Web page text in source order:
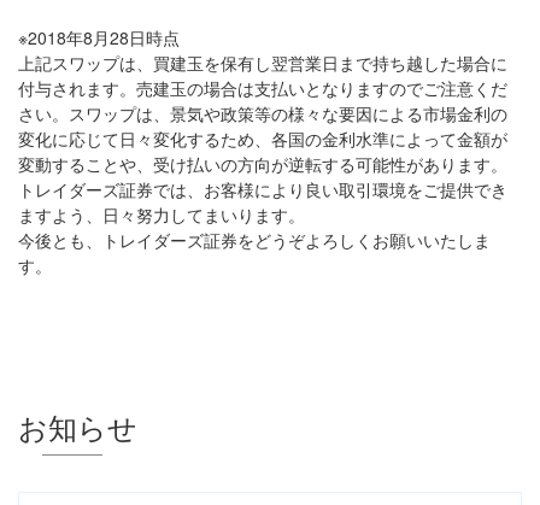
※2018年8月28日時点
上記スワップは、買建玉を保有し翌営業日まで持ち越した場合に
付与されます。売建玉の場合は支払いとなりますのでご注意くだ
さい。スワップは、景気や政策等の様々な要因による市場金利の
変化に応じて日々変化するため、各国の金利水準によって金額が
変動することや、受け払いの方向が逆転する可能性があります。
トレイダーズ証券では、お客様により良い取引環境をご提供でき
ますよう、日々努力してまいります。
今後とも、トレイダーズ証券をどうぞよろしくお願いいたしま
す。
お知らせ